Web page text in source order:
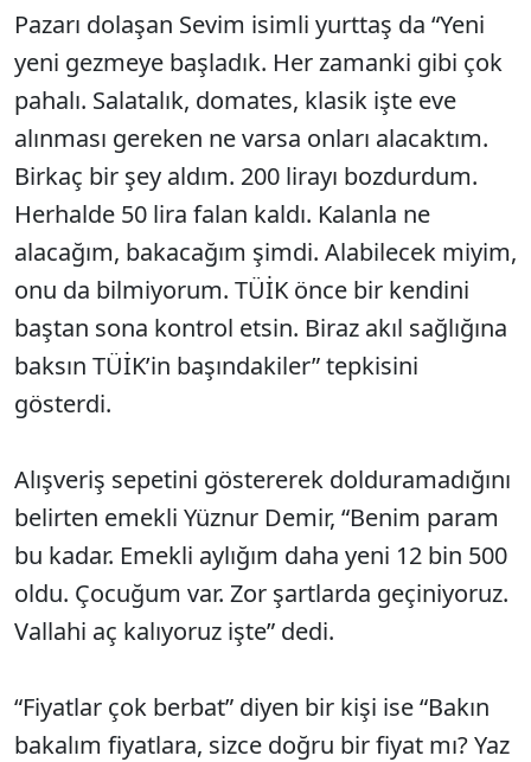
Pazarı dolaşan Sevim isimli yurttaş da “Yeni
yeni gezmeye başladık. Her zamanki gibi çok
pahalı. Salatalık, domates, klasik işte eve
alınması gereken ne varsa onları alacaktım.
Birkaç bir şey aldım. 200 lirayı bozdurdum.
Herhalde 50 lira falan kaldı. Kalanla ne
alacağım, bakacağım şimdi. Alabilecek miyim,
onu da bilmiyorum. TÜİK önce bir kendini
baştan sona kontrol etsin. Biraz akıl sağlığına
baksın TÜİK’in başındakiler” tepkisini
gösterdi.
Alışveriş sepetini göstererek dolduramadığını
belirten emekli Yüznur Demir, “Benim param
bu kadar. Emekli aylığım daha yeni 12 bin 500
oldu. Çocuğum var. Zor şartlarda geçiniyoruz.
Vallahi aç kalıyoruz işte” dedi.
“Fiyatlar çok berbat” diyen bir kişi ise “Bakın
bakalım fiyatlara, sizce doğru bir fiyat mı? Yaz